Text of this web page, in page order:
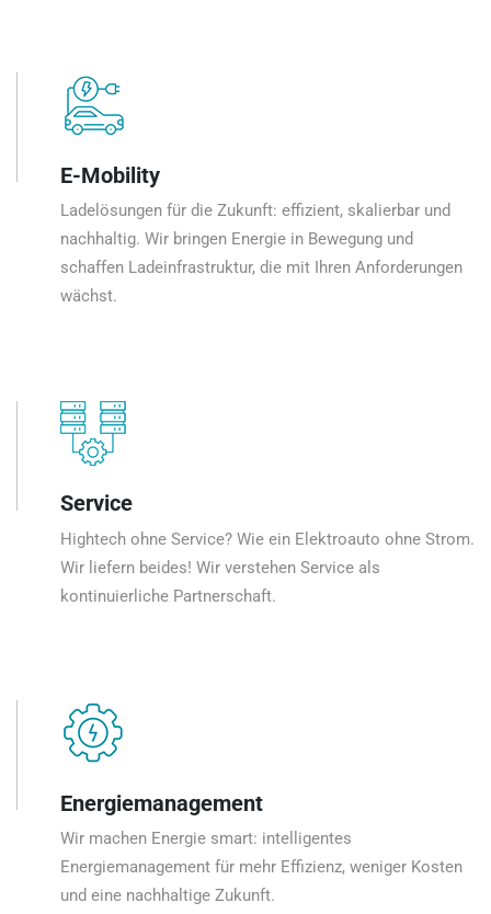
E-Mobility
Ladelösungen für die Zukunft: effizient, skalierbar und
nachhaltig. Wir bringen Energie in Bewegung und
schaffen Ladeinfrastruktur, die mit Ihren Anforderungen
wächst.
Service
Hightech ohne Service? Wie ein Elektroauto ohne Strom.
Wir liefern beides! Wir verstehen Service als
kontinuierliche Partnerschaft.
Energiemanagement
Wir machen Energie smart: intelligentes
Energiemanagement für mehr Effizienz, weniger Kosten
und eine nachhaltige Zukunft.